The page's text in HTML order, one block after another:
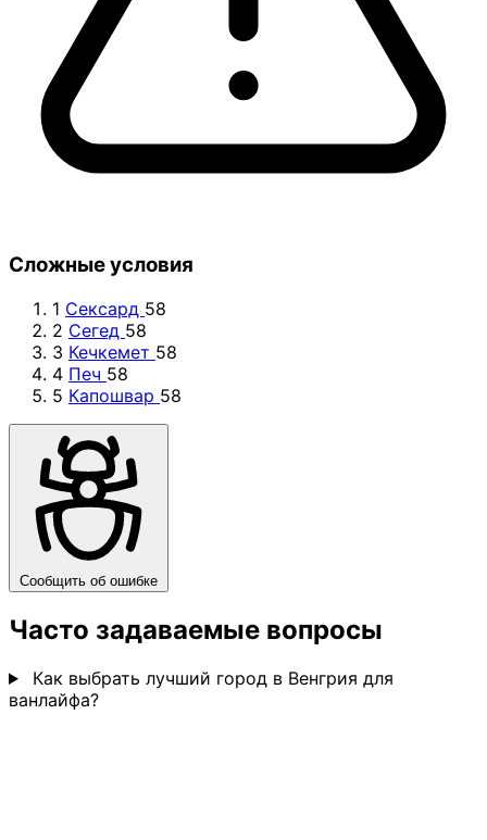
Сложные условия
1 Сексард 58
2 Сегед 58
3 Кечкемет 58
4 Печ 58
5 Капошвар 58
Сообщить об ошибке
Часто задаваемые вопросы
Как выбрать лучший город в Венгрия для
ванлайфа?